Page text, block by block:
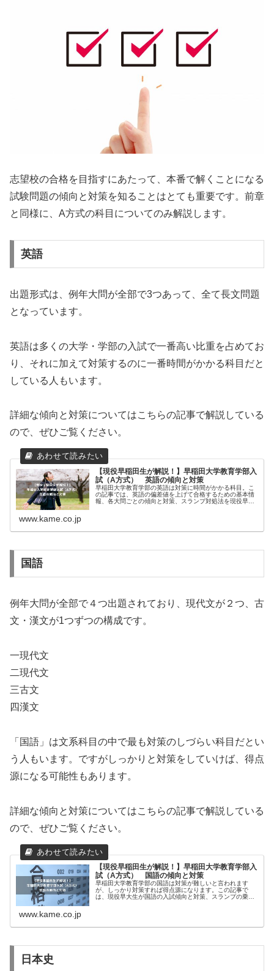
志望校の合格を目指すにあたって、本番で解くことになる
試験問題の傾向と対策を知ることはとても重要です。前章
と同様に、A方式の科目についてのみ解説します。
英語
出題形式は、例年大問が全部で3つあって、全て長文問題
となっています。
英語は多くの大学・学部の入試で一番高い比重を占めてお
り、それに加えて対策するのに一番時間がかかる科目だと
している人もいます。
詳細な傾向と対策についてはこちらの記事で解説している
ので、ぜひご覧ください。
【現役早稲田生が解説！】早稲田大学教育学部入
試（A方式） 英語の傾向と対策
早稲田大学教育学部の英語は対策に時間がかかる科目。こ
の記事では、英語の偏差値を上げて合格するための基本情
報、各大問ごとの傾向と対策、スランプ対処法を現役早大
www.kame.co.jp
国語
例年大問が全部で４つ出題されており、現代文が２つ、古
文・漢文が1つずつの構成です。
一現代文
二現代文
三古文
四漢文
「国語」は文系科目の中で最も対策のしづらい科目だとい
う人もいます。ですがしっかりと対策をしていけば、得点
源になる可能性もあります。
詳細な傾向と対策についてはこちらの記事で解説している
ので、ぜひご覧ください。
【現役早稲田生が解説！】早稲田大学教育学部入
試（A方式） 国語の傾向と対策
早稲田大学教育学部の国語は対策が難しいと言われます
が、しっかり対策すれば得点源になります。この記事で
は、現役早大生が国語の入試傾向と対策、スランプの乗り
www.kame.co.jp
日本史